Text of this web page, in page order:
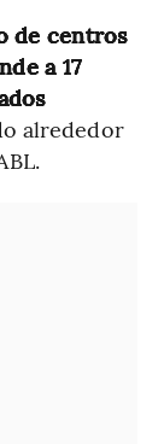
de centros
a 17
alrededor